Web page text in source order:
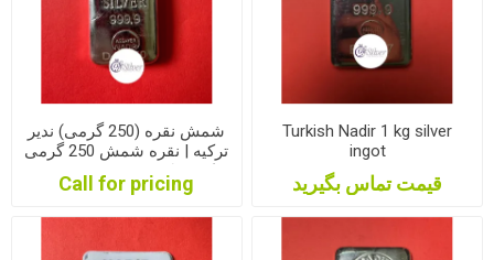
شمش نقره (250 گرمی) ندیر
ترکیه | نقره شمش 250 گرمی
گرمی
Call for pricing
Turkish Nadir 1 kg silver
ingot
قیمت تماس بگیرید